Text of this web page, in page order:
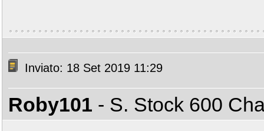
Inviato: 18 Set 2019 11:29
Roby101 - S. Stock 600